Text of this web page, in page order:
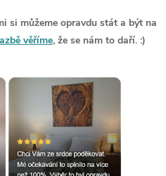
si můžeme opravdu stát a být na
věříme, že se nám to daří. :)